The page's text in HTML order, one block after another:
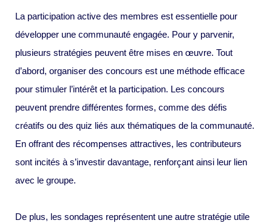
La participation active des membres est essentielle pour
développer une communauté engagée. Pour y parvenir,
plusieurs stratégies peuvent être mises en œuvre. Tout
d’abord, organiser des concours est une méthode efficace
pour stimuler l’intérêt et la participation. Les concours
peuvent prendre différentes formes, comme des défis
créatifs ou des quiz liés aux thématiques de la communauté.
En offrant des récompenses attractives, les contributeurs
sont incités à s’investir davantage, renforçant ainsi leur lien
avec le groupe.
De plus, les sondages représentent une autre stratégie utile